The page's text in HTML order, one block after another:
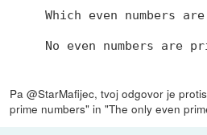
Which even numbers
No even numbers are
Pa @StarMafijec, tvoj odgovor je
prime numbers" in "The only even